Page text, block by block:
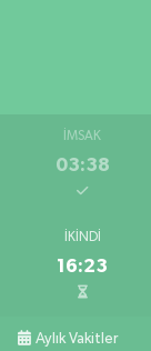
İMSAK
03:38
İKINDI
16:23
Aylık Vakitler